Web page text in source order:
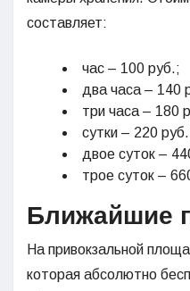
составляет:
час – 100 руб.;
два часа – 140
три часа – 180
сутки – 220
двое суток –
трое суток –
Ближайшие
На привокзальной
которая абсолютно